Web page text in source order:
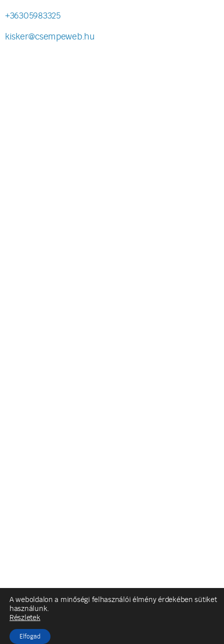
+36305983325
kisker@csempeweb.hu
A weboldalon a minőségi felhasználói élmény érdekében sütiket
használunk.
Részletek
Elfogad